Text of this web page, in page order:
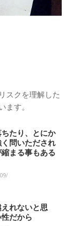
スクを理解した
ます。
ちたり、とにか
問いただされ
まる事もある
れないと思
だから